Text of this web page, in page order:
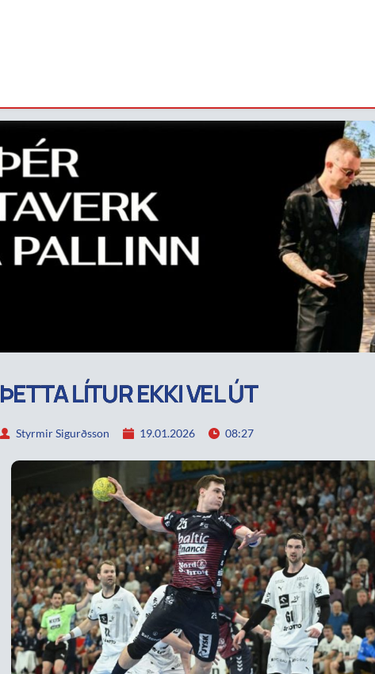
ÞETTA LÍTUR EKKI VEL ÚT
Styrmir Sigurðsson 19.01.2026 08:27